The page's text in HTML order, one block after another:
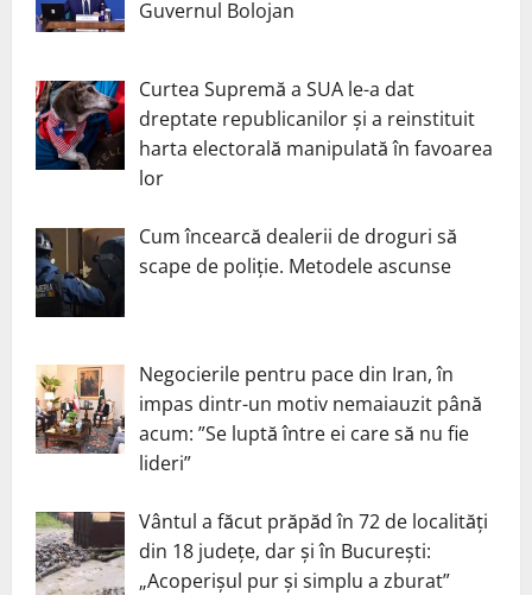
Guvernul Bolojan
Curtea Supremă a SUA le-a dat
dreptate republicanilor și a reinstituit
harta electorală manipulată în favoarea
lor
Cum încearcă dealerii de droguri să
scape de poliție. Metodele ascunse
Negocierile pentru pace din Iran, în
impas dintr-un motiv nemaiauzit până
acum: ”Se luptă între ei care să nu fie
lideri”
Vântul a făcut prăpăd în 72 de localități
din 18 județe, dar și în București:
„Acoperișul pur și simplu a zburat”